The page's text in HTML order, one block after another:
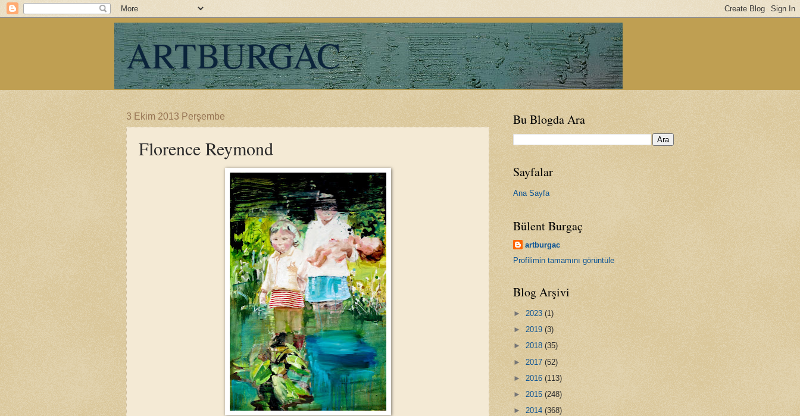
ARTBURGAC
3 Ekim 2013 Perşembe
Florence Reymond
Bu Blogda Ara
Sayfalar
Ana Sayfa
Bülent Burgaç
artburgac
Profilimin tamamını görüntüle
Blog Arşivi
► 2023 (1)
► 2019 (3)
► 2018 (35)
► 2017 (52)
► 2016 (113)
► 2015 (248)
► 2014 (368)